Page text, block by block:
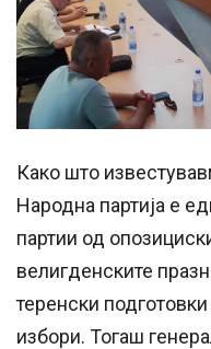
Како што
Народна партија е
партии од
велигденските
теренски
избори. Тогаш